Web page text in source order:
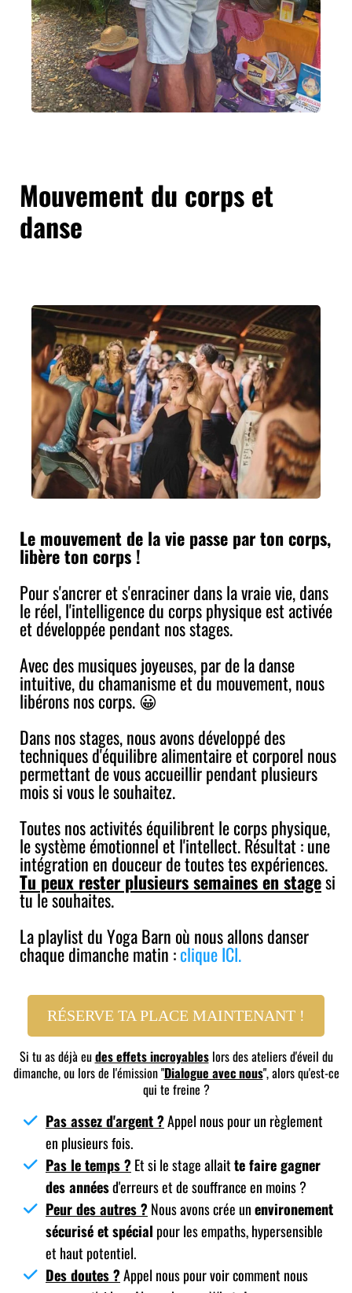
Mouvement du corps et
danse
Le mouvement de la vie passe par ton corps,
libère ton corps !
Pour s'ancrer et s'enraciner dans la vraie vie, dans
le réel, l'intelligence du corps physique est activée
et développée pendant nos stages.
Avec des musiques joyeuses, par de la danse
intuitive, du chamanisme et du mouvement, nous
libérons nos corps. 😀
Dans nos stages, nous avons développé des
techniques d'équilibre alimentaire et corporel nous
permettant de vous accueillir pendant plusieurs
mois si vous le souhaitez.
Toutes nos activités équilibrent le corps physique,
le système émotionnel et l'intellect. Résultat : une
intégration en douceur de toutes tes expériences.
Tu peux rester plusieurs semaines en stagesi
tu le souhaites.
La playlist du Yoga Barn où nous allons danser
chaque dimanche matin :clique ICI.
RÉSERVE TA PLACE MAINTENANT !
Si tu as déjà eudes effets incroyableslors des ateliers d'éveil du
dimanche, ou lors de l'émission "Dialogue avec nous", alors qu'est-ce
qui te freine ?
Pas assez d'argent ?Appel nous pour un règlement
en plusieurs fois.
Pas le temps ? Et si le stage allaitte faire gagner
des annéesd'erreurs et de souffrance en moins ?
Peur des autres ? Nous avons crée unenvironement
sécurisé et spécial pour les empaths, hypersensible
et haut potentiel.
Des doutes ?Appel nous pour voir comment nous